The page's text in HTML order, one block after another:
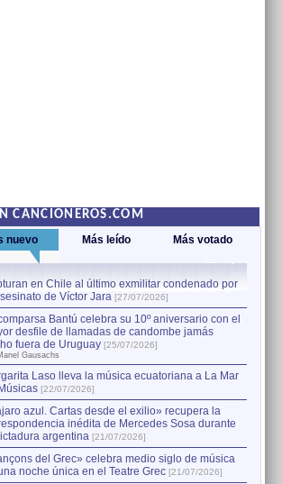
CANCIONEROS.COM
nuevo Más leído Más votado
en Chile al último exmilitar condenado por
de Víctor Jara [27/07/2026]
Bantú celebra su 10º aniversario con el
desfile de llamadas de candombe jamás
fuera de Uruguay [25/07/2026]
Gausachs
Laso lleva la música ecuatoriana a La Mar
[22/07/2026]
azul. Cartas desde el exilio» recupera la
inédita de Mercedes Sosa durante
argentina [21/07/2026]
del Grec» celebra medio siglo de música
noche única en el Teatre Grec [21/07/2026]